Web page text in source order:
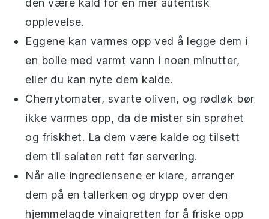
den være kald for en mer autentisk
opplevelse.
Eggene kan varmes opp ved å legge dem i
en bolle med varmt vann i noen minutter,
eller du kan nyte dem kalde.
Cherrytomater, svarte oliven, og rødløk bør
ikke varmes opp, da de mister sin sprøhet
og friskhet. La dem være kalde og tilsett
dem til salaten rett før servering.
Når alle ingrediensene er klare, arranger
dem på en tallerken og drypp over den
hjemmelagdevinaigretten for å friske opp